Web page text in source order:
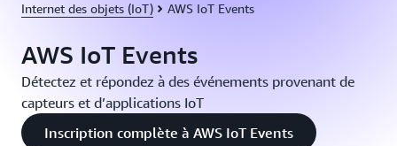
Internet des objets (IoT) AWS IoT Events
AWS IoT Events
Détectez et répondez à des événements provenant de
capteurs et d’applications IoT
Inscription complète à AWS IoT Events